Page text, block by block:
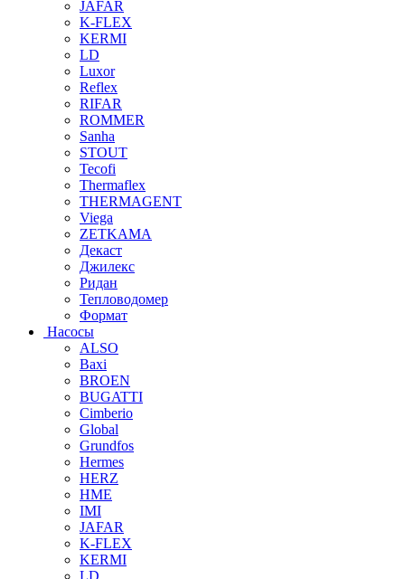
JAFAR
K-FLEX
KERMI
LD
Luxor
Reflex
RIFAR
ROMMER
Sanha
STOUT
Tecofi
Thermaflex
THERMAGENT
Viega
ZETKAMA
Декаст
Джилекс
Ридан
Тепловодомер
Формат
Насосы
ALSO
Baxi
BROEN
BUGATTI
Cimberio
Global
Grundfos
Hermes
HERZ
HME
IMI
JAFAR
K-FLEX
KERMI
LD